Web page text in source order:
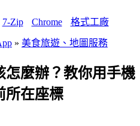
7-Zip Chrome 格式工廠
» 美食旅遊、地圖服務
怎麼辦？教你用手機
所在座標